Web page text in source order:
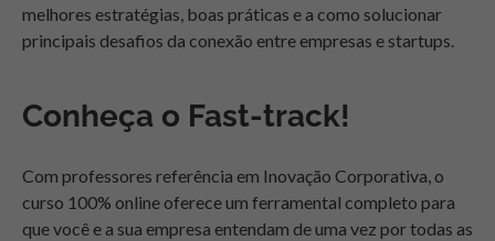
melhores estratégias, boas práticas e a como solucionar
principais desafios da conexão entre empresas e startups.
Conheça o Fast-track!
Com professores referência em Inovação Corporativa, o
curso 100% online oferece um ferramental completo para
que você e a sua empresa entendam de uma vez por todas as